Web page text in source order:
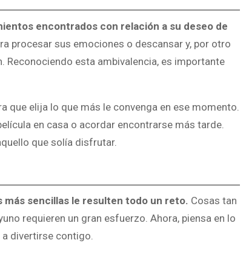
encontrados con relación a su deseo de
procesar sus emociones o descansar y, por otro
Reconociendo esta ambivalencia, es importante
que elija lo que más le convenga en ese momento.
en casa o acordar encontrarse más tarde.
que solía disfrutar.
sencillas le resulten todo un reto. Cosas tan
requieren un gran esfuerzo. Ahora, piensa en lo
divertirse contigo.